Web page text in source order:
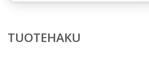
TUOTEHAKU